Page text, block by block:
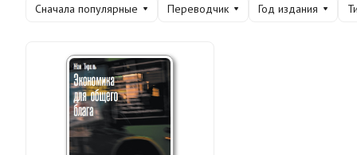
Сначала популярные Переводчик Год издания